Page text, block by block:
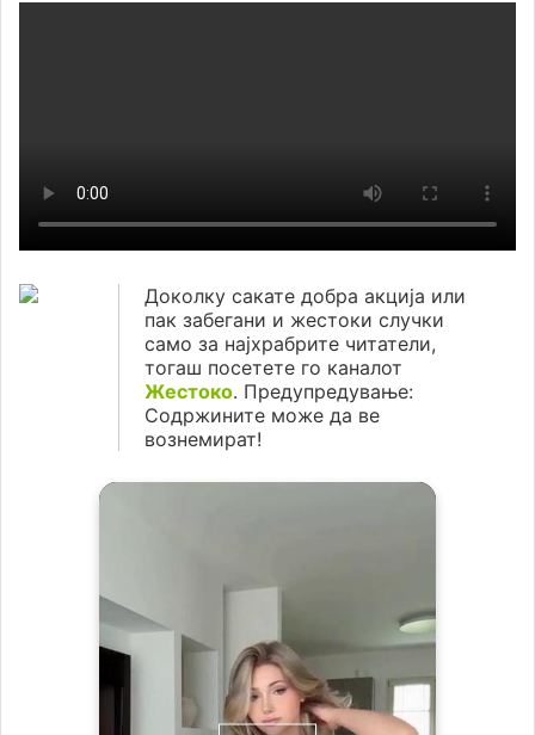
Доколку сакате добра акција или
пак забегани и жестоки случки
само за најхрабрите читатели,
тогаш посетете го каналот
Жестоко. Предупредување:
Содржините може да ве
вознемират!